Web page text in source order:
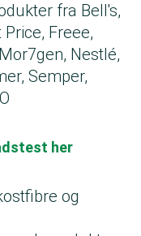
fra Bell's,
Price, Freee,
Nestlé,
Semper,
her
og